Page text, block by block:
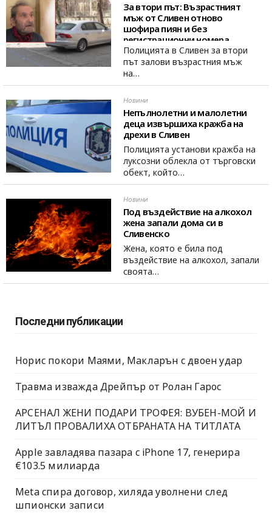
За втори път: Възрастният
мъж от Сливен отново
шофира пиян и без
регистрационни номера
Полицията в Сливен за втори
път залови възрастния мъж
на…
Новини
Непълнолетни и малолетни
деца извършиха кражба на
дрехи в Сливен
Полицията установи кражба на
луксозни облекла от търговски
обект, който…
Новини
Под въздействие на алкохол
жена запали дома си в
Сливенско
Жена, която е била под
въздействие на алкохол, запали
своята…
Последни публикации
Норис покори Маями, Макларън с двоен удар
Травма изважда Дрейпър от Ролан Гарос
АРСЕНАЛ ЖЕНИ ПОДАРИ ТРОФЕЯ: ВУБЕН-МОЙ И
ЛИТЪЛ ПРОВАЛИХА ОТБРАНАТА НА ТИТЛАТА
Apple завладява пазара с iPhone 17, генерира
€103.5 милиарда
Meta спира договор, хиляда уволнени след
шпионски записи